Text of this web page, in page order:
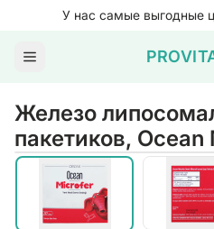
Orzax впервые в
Железо
пакетиков,